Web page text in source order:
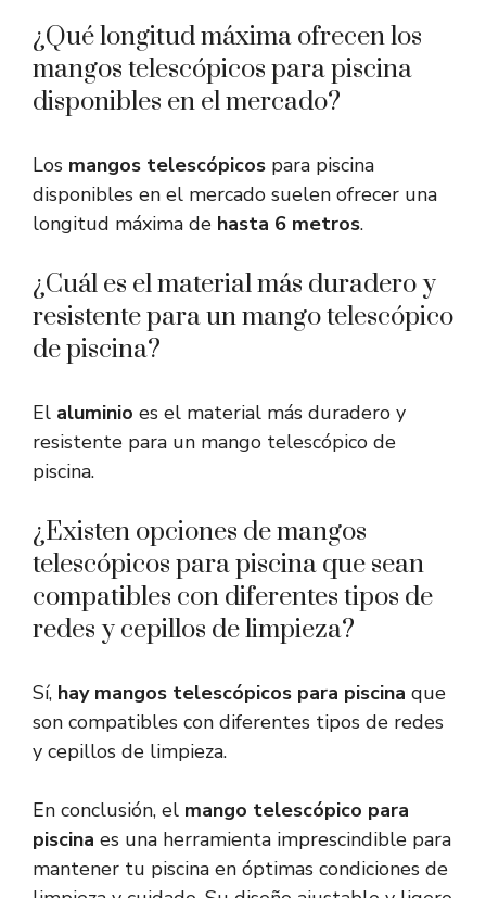
¿Qué longitud máxima ofrecen los
mangos telescópicos para piscina
disponibles en el mercado?
Los mangos telescópicos para piscina
disponibles en el mercado suelen ofrecer una
longitud máxima de hasta 6 metros.
¿Cuál es el material más duradero y
resistente para un mango telescópico
de piscina?
El aluminio es el material más duradero y
resistente para un mango telescópico de
piscina.
¿Existen opciones de mangos
telescópicos para piscina que sean
compatibles con diferentes tipos de
redes y cepillos de limpieza?
Sí, hay mangos telescópicos para piscina que
son compatibles con diferentes tipos de redes
y cepillos de limpieza.
En conclusión, el mango telescópico para
piscina es una herramienta imprescindible para
mantener tu piscina en óptimas condiciones de